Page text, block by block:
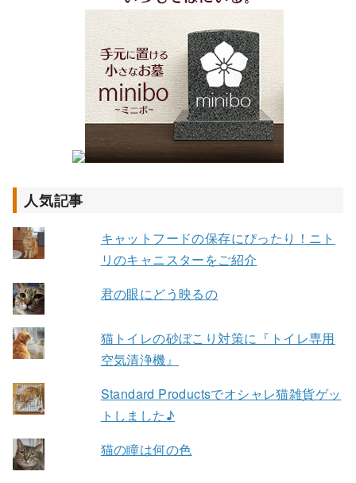
人気記事
キャットフードの保存にぴったり！ニト
リのキャニスターをご紹介
君の眼にどう映るの
猫トイレの砂ぼこり対策に『トイレ専用
空気清浄機』
Standard Productsでオシャレ猫雑貨ゲッ
トしました♪
猫の瞳は何の色